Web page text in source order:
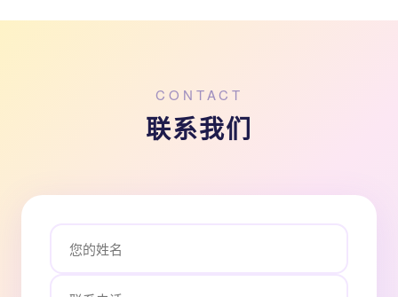
CONTACT
联系我们